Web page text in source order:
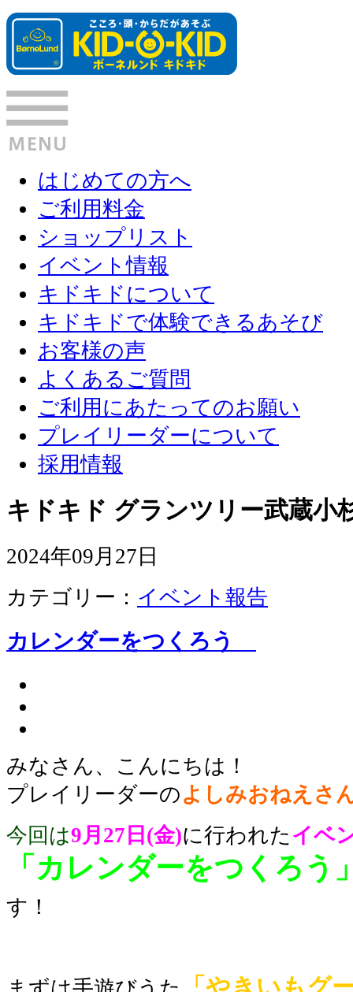
はじめての方へ
ご利用料金
ショップリスト
イベント情報
キドキドについて
キドキドで体験できるあそび
お客様の声
よくあるご質問
ご利用にあたってのお願い
プレイリーダーについて
採用情報
キドキド グランツリー武蔵小
2024年09月27日
カテゴリー： イベント報告
カレンダーをつくろう
みなさん、こんにちは！
プレイリーダーのよしみおねえさ
今回は9月27日(金)に行われたイベ
「カレンダーをつくろう
す！